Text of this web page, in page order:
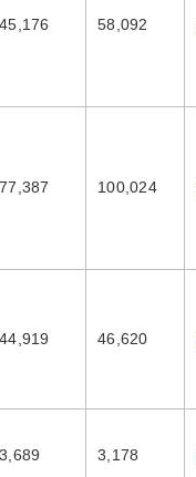
45,176 58,092
77,387 100,024
44,919 46,620
3,689 3,178